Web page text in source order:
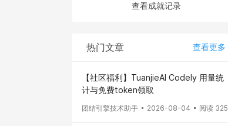
查看成就记录
热门文章 查看更多
【社区福利】TuanjieAI Codely 用量统
计与免费token领取
团结引擎技术助手 2026-08-04 阅读 325